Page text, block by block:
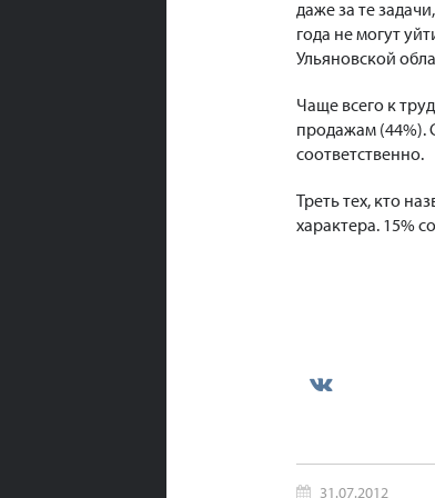
даже за те
года не могут
Ульяновской
Чаще всего к
продажам (44%).
соответственно.
Треть тех, кто
характера. 15%
31.07.2012